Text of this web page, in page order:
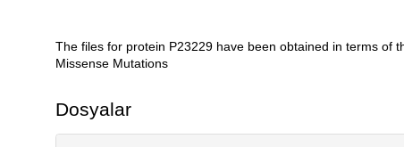
Açıklama
The files for protein P23229 have been obtained in terms of
Missense Mutations
Dosyalar